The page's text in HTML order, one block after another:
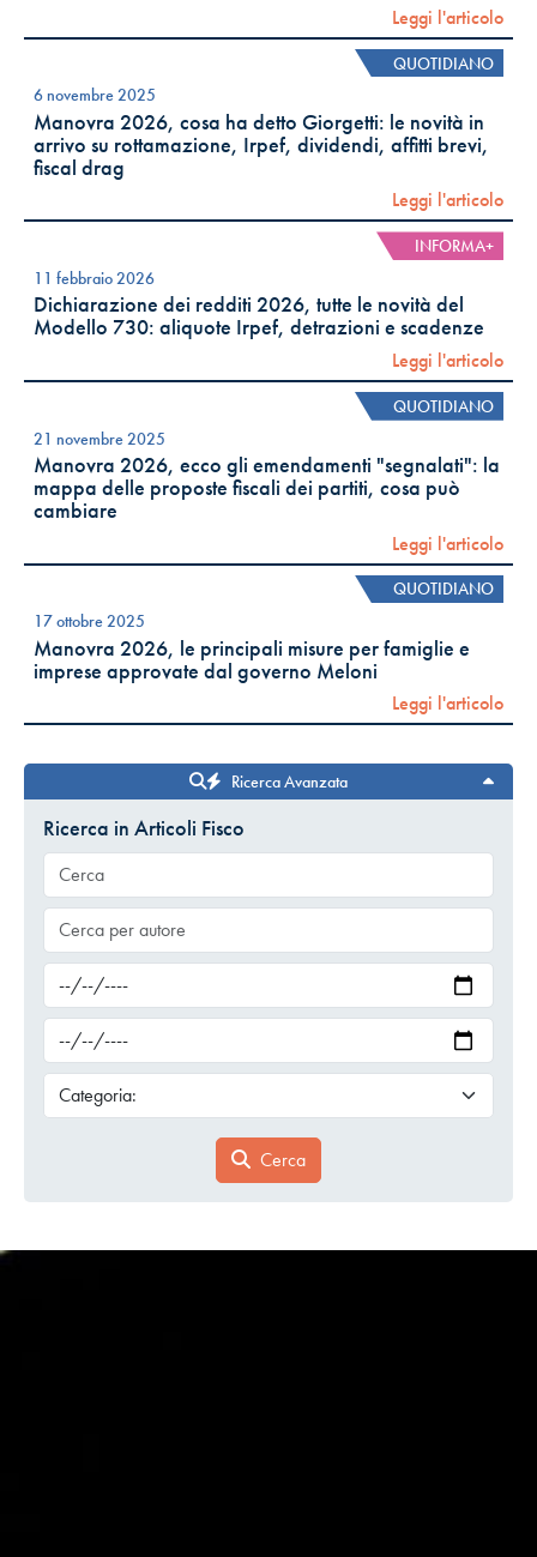
Leggi l'articolo
QUOTIDIANO
6 novembre 2025
Manovra 2026, cosa ha detto Giorgetti: le novità in
arrivo su rottamazione, Irpef, dividendi, affitti brevi,
fiscal drag
Leggi l'articolo
INFORMA+
11 febbraio 2026
Dichiarazione dei redditi 2026, tutte le novità del
Modello 730: aliquote Irpef, detrazioni e scadenze
Leggi l'articolo
QUOTIDIANO
21 novembre 2025
Manovra 2026, ecco gli emendamenti "segnalati": la
mappa delle proposte fiscali dei partiti, cosa può
cambiare
Leggi l'articolo
QUOTIDIANO
17 ottobre 2025
Manovra 2026, le principali misure per famiglie e
imprese approvate dal governo Meloni
Leggi l'articolo
Ricerca Avanzata
Ricerca in Articoli Fisco
Cerca